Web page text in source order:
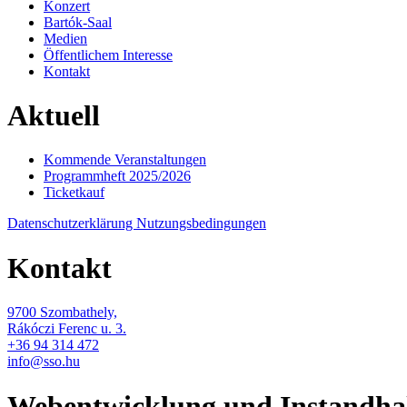
Konzert
Bartók-Saal
Medien
Öffentlichem Interesse
Kontakt
Aktuell
Kommende Veranstaltungen
Programmheft 2025/2026
Ticketkauf
Datenschutzerklärung Nutzungsbedingungen
Kontakt
9700 Szombathely,
Rákóczi Ferenc u. 3.
+36 94 314 472
info@sso.hu